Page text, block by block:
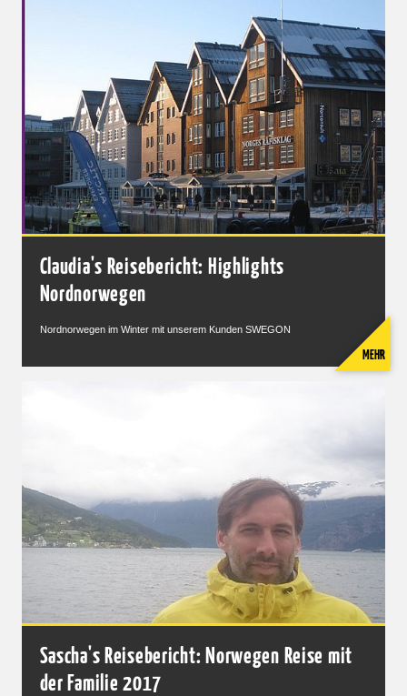
Claudia's Reisebericht: Highlights
Nordnorwegen
Nordnorwegen im Winter mit unserem Kunden SWEGON
MEHR
Sascha's Reisebericht: Norwegen Reise mit
der Familie 2017